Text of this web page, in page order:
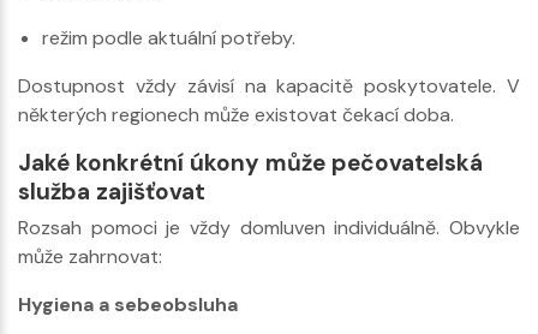
režim podle aktuální potřeby.
Dostupnost vždy závisí na kapacitě poskytovatele. V
některých regionech může existovat čekací doba.
Jaké konkrétní úkony může pečovatelská
služba zajišťovat
Rozsah pomoci je vždy domluven individuálně. Obvykle
může zahrnovat:
Hygiena a sebeobsluha